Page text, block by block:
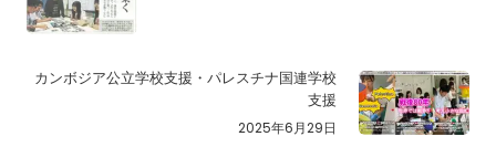
カンボジア公立学校支援・パレスチナ国連学校
支援
2025年6月29日